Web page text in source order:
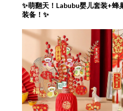
✨萌翻天！Labubu婴儿套装+蜂
装备！✨